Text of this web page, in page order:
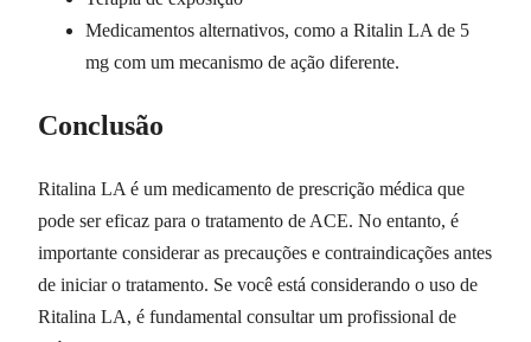
Medicamentos alternativos, como a Ritalin LA de 5
mg com um mecanismo de ação diferente.
Conclusão
Ritalina LA é um medicamento de prescrição médica que
pode ser eficaz para o tratamento de ACE. No entanto, é
importante considerar as precauções e contraindicações antes
de iniciar o tratamento. Se você está considerando o uso de
Ritalina LA, é fundamental consultar um profissional de